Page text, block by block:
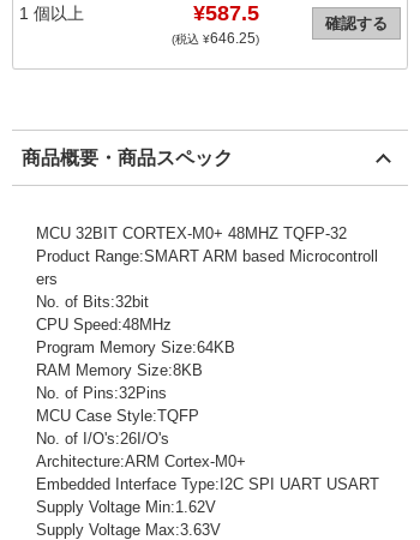
1 個以上 ¥587.5
(税込 ¥646.25)
確認する
商品概要・商品スペック
MCU 32BIT CORTEX-M0+ 48MHZ TQFP-32
Product Range:SMART ARM based Microcontroll
ers
No. of Bits:32bit
CPU Speed:48MHz
Program Memory Size:64KB
RAM Memory Size:8KB
No. of Pins:32Pins
MCU Case Style:TQFP
No. of I/O's:26I/O's
Architecture:ARM Cortex-M0+
Embedded Interface Type:I2C SPI UART USART
Supply Voltage Min:1.62V
Supply Voltage Max:3.63V